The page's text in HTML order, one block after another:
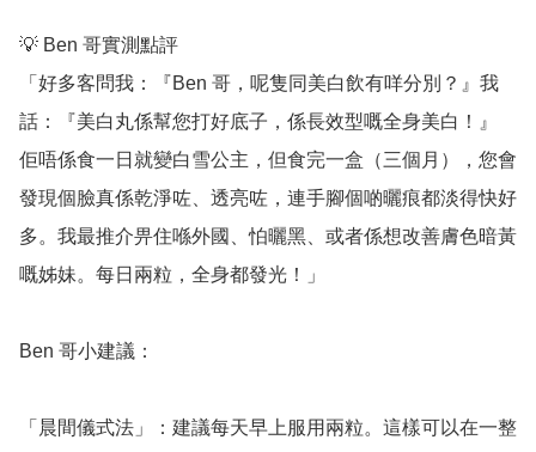
💡 Ben 哥實測點評
「好多客問我：『Ben 哥，呢隻同美白飲有咩分別？』我
話：『美白丸係幫您打好底子，係長效型嘅全身美白！』
佢唔係食一日就變白雪公主，但食完一盒（三個月），您會
發現個臉真係乾淨咗、透亮咗，連手腳個啲曬痕都淡得快好
多。我最推介畀住喺外國、怕曬黑、或者係想改善膚色暗黃
嘅姊妹。每日兩粒，全身都發光！」
Ben 哥小建議：
「晨間儀式法」：建議每天早上服用兩粒。這樣可以在一整